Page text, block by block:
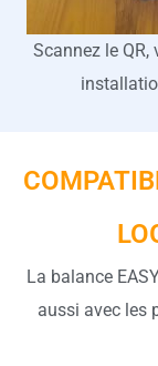
Scannez le
La balance
aussi avec les